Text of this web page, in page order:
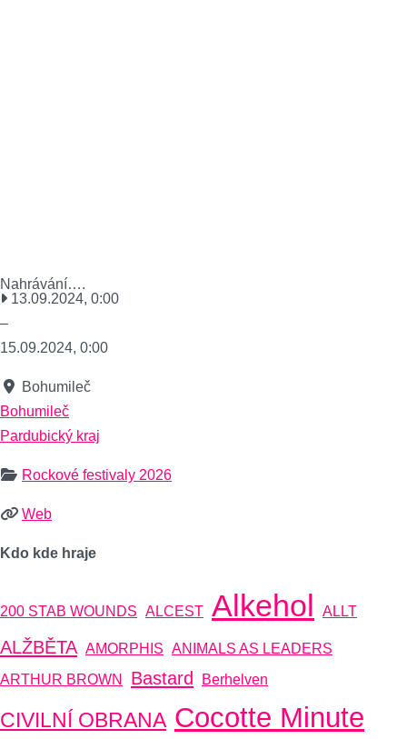
Nahrávání….
13.09.2024, 0:00
–
15.09.2024, 0:00
Bohumileč
Bohumileč
Pardubický kraj
Rockové festivaly 2026
Web
Kdo kde hraje
200 STAB WOUNDS ALCEST Alkehol ALLT
ALŽBĚTA AMORPHIS ANIMALS AS LEADERS
ARTHUR BROWN
Bastard Berhelven
CIVILNÍ OBRANA Cocotte Minute